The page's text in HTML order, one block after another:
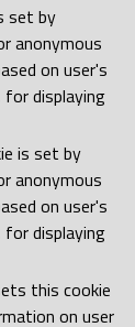
set by
anonymous
on user's
displaying
is set by
anonymous
on user's
displaying
this cookie
on user